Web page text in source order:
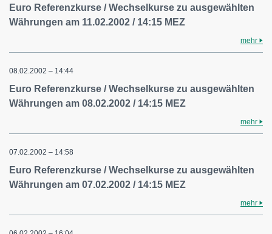
Euro Referenzkurse / Wechselkurse zu ausgewählten
Währungen am 11.02.2002 / 14:15 MEZ
mehr
08.02.2002 – 14:44
Euro Referenzkurse / Wechselkurse zu ausgewählten
Währungen am 08.02.2002 / 14:15 MEZ
mehr
07.02.2002 – 14:58
Euro Referenzkurse / Wechselkurse zu ausgewählten
Währungen am 07.02.2002 / 14:15 MEZ
mehr